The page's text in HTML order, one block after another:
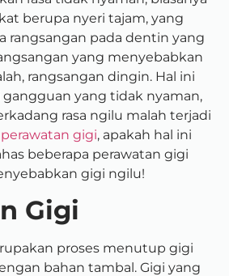
berupa nyeri tajam, yang
rangsangan pada dentin yang
yang menyebabkan
rangsangan dingin. Hal ini
yang tidak nyaman,
rasa ngilu malah terjadi
perawatan gigi, apakah hal ini
beberapa perawatan gigi
gigi ngilu!
Gigi
proses menutup gigi
bahan tambal. Gigi yang